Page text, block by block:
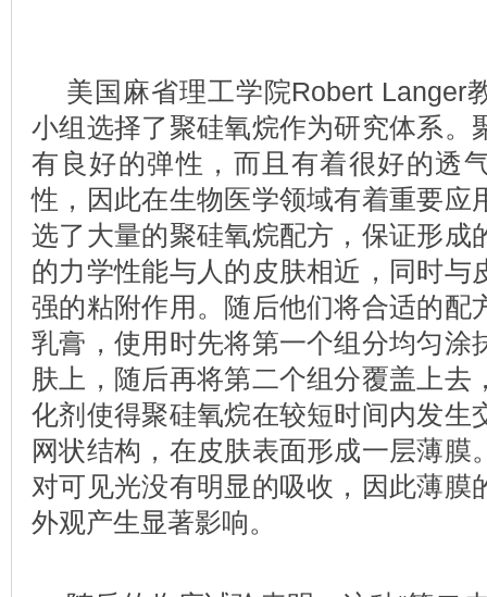
美国麻省理工学院Robert Langer
小组选择了聚硅氧烷作为研究体系。
有良好的弹性，而且有着很好的透
性，因此在生物医学领域有着重要应
选了大量的聚硅氧烷配方，保证形成
的力学性能与人的皮肤相近，同时与
强的粘附作用。随后他们将合适的配
乳膏，使用时先将第一个组分均匀涂
肤上，随后再将第二个组分覆盖上去
化剂使得聚硅氧烷在较短时间内发生
网状结构，在皮肤表面形成一层薄膜
对可见光没有明显的吸收，因此薄膜
外观产生显著影响。